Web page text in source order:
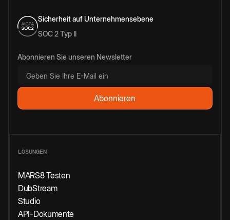
Sicherheit auf Unternehmensebene
SOC 2 Typ II
Abonnieren Sie unseren Newsletter
LÖSUNGEN
MARS8 Testen
DubStream
Studio
API-Dokumente